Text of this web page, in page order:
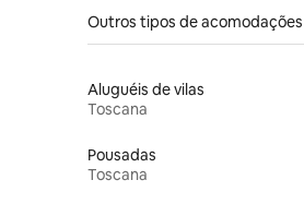
Outros tipos de acomodações
Aluguéis de vilas
Toscana
Pousadas
Toscana